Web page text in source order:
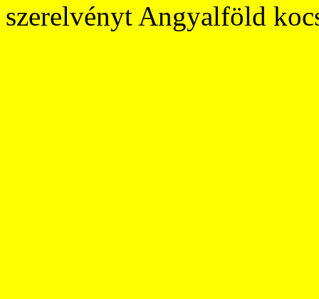
szerelvényt Angyalföld